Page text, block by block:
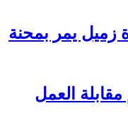
مقابلة العمل